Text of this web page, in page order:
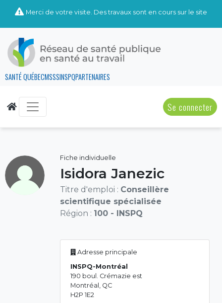
Merci de votre visite. Des travaux sont en cours sur le site
SANTÉ QUÉBECMSSSINSPQPARTENAIRES
Se connecter
Fiche individuelle
Isidora Janezic
Titre d'emploi : Conseillère
scientifique spécialisée
Région : 100 - INSPQ
Adresse principale
INSPQ-Montréal
190 boul. Crémazie est
Montréal, QC
H2P 1E2